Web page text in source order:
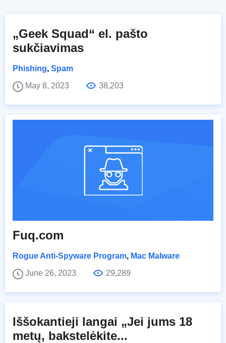
„Geek Squad“ el. pašto
sukčiavimas
Phishing, Spam
May 8, 2023
38,203
Fuq.com
Rogue Anti-Spyware Program, Mac Malware
June 26, 2023
29,289
Iššokantieji langai „Jei jums 18
metų, bakstelėkite...